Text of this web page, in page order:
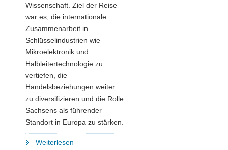
Wissenschaft. Ziel der Reise
war es, die internationale
Zusammenarbeit in
Schlüsselindustrien wie
Mikroelektronik und
Halbleitertechnologie zu
vertiefen, die
Handelsbeziehungen weiter
zu diversifizieren und die Rolle
Sachsens als führender
Standort in Europa zu stärken.
Weiterlesen